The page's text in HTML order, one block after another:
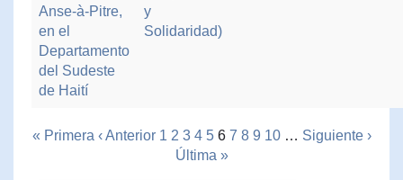
Anse-à-Pitre,
en el
Departamento
del Sudeste
de Haití
y
Solidaridad)
« Primera ‹ Anterior 1 2 3 4 5 6 7 8 9 10 … Siguiente ›
Última »